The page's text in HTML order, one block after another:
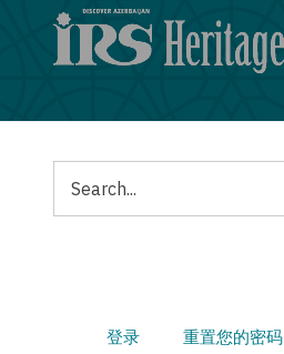
登录 重置您的密码